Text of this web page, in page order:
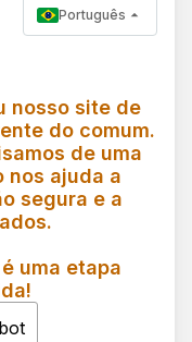
Português
nosso site de
do comum.
de uma
nos ajuda a
segura e a
uma etapa